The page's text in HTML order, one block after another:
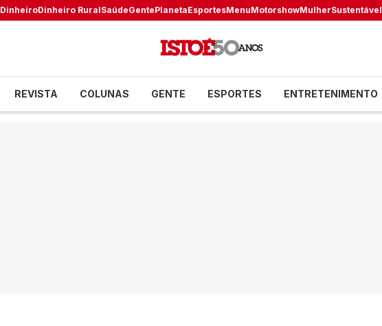
DinheiroDinheiro RuralSaúdeGentePlanetaEsportesMenuMotorshowMulherSustentável
REVISTA COLUNAS GENTE ESPORTES ENTRETENIMENTO